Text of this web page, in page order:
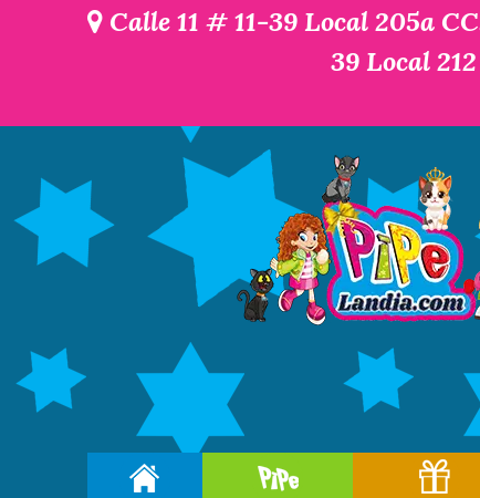
Calle 11 # 11-39 Local 205a
39 Local